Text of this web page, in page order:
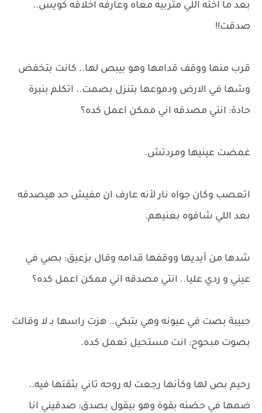
بعد ما اخته اللي متربيه معاه وعارفه اخلاقه كويس..
صدقت!!
قرب منها ووقف قدامها وهو بيبص لها.. كانت بتخفض
وشها في الارض ودموعها بتنزل بصمت.. اتكلم بنبرة
حادة: انتي مصدقه اني ممكن اعمل كده؟
غمضت عينيها ومردتش.
اتعصب وكان جواه نار لأنه عارف ان مفيش حد هيصدقه
بعد اللي شافوه بعنيهم.
شدها من أيديها ووقفها قدامه وقال بزعيق: بصي في
عيني و ردي عليا.. انتي مصدقه اني ممكن اعمل كده؟
حبيبة بصت في عيونه وهي بتبكي.. هزت راسها بـ لا وقالت
بصوت مبحوح: انت مستحيل تعمل كده.
رحيم بص لها وكأنها رجعت له روحه تاني بثقتها فيه..
ضمها في حضنه بقوة وهو بيقول بصدق: صدقيني انا